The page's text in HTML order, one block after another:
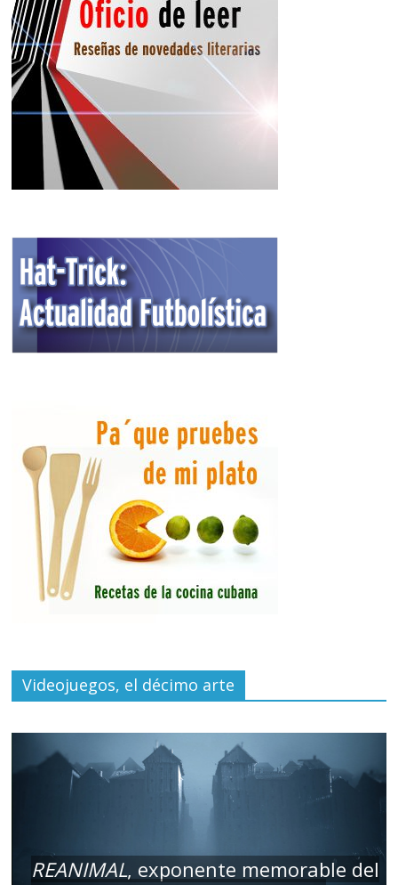
Videojuegos, el décimo arte
REANIMAL, exponente memorable del